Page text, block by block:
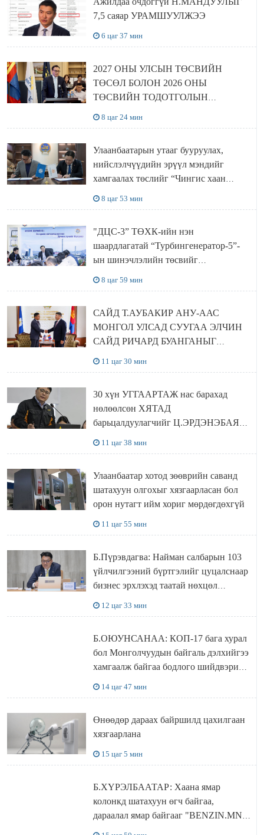
7,5 саяар УРАМШУУЛЖЭЭ
6 цаг 37 мин
2027 ОНЫ УЛСЫН ТӨСВИЙН
ТӨСӨЛ БОЛОН 2026 ОНЫ
ТӨСВИЙН ТОДОТГОЛЫН
8 цаг 24 мин
Улаанбаатарын утааг бууруулах,
нийслэлчүүдийн эрүүл мэндийг
хамгаалах төслийг “Чингис хаан
8 цаг 53 мин
"ДЦС-3” ТӨХК-ийн нэн
шаардлагатай “Турбингенератор-5”-
ын шинэчлэлийн төсвийг
8 цаг 59 мин
САЙД Т.АУБАКИР АНУ-ААС
МОНГОЛ УЛСАД СУУГАА ЭЛЧИН
САЙД РИЧАРД БУАНГАНЫГ
11 цаг 30 мин
30 хүн УГГААРТАЖ нас барахад
нөлөөлсөн ХЯТАД
барьцалдуулагчийг Ц.ЭРДЭНЭБАЯР
11 цаг 38 мин
Улаанбаатар хотод зөөврийн саванд
шатахуун олгохыг хязгаарласан бол
орон нутагт ийм хориг мөрдөгдөхгүй
11 цаг 55 мин
Б.Пүрэвдагва: Найман салбарын 103
үйлчилгээний бүртгэлийг цуцалснаар
бизнес эрхлэхэд таатай нөхцөл
12 цаг 33 мин
Б.ОЮУНСАНАА: КОП-17 бага хурал
бол Монголчуудын байгаль дэлхийгээ
хамгаалж байгаа бодлого шийдвэрийг
14 цаг 47 мин
Өнөөдөр дараах байршилд цахилгаан
хязгаарлана
15 цаг 5 мин
Б.ХҮРЭЛБААТАР: Хаана ямар
колонкд шатахуун өгч байгаа,
дараалал ямар байгааг "BENZIN.MN”